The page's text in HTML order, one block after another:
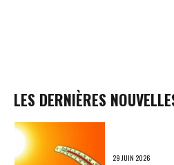
LES DERNIÈRES
29 JUIN 2026